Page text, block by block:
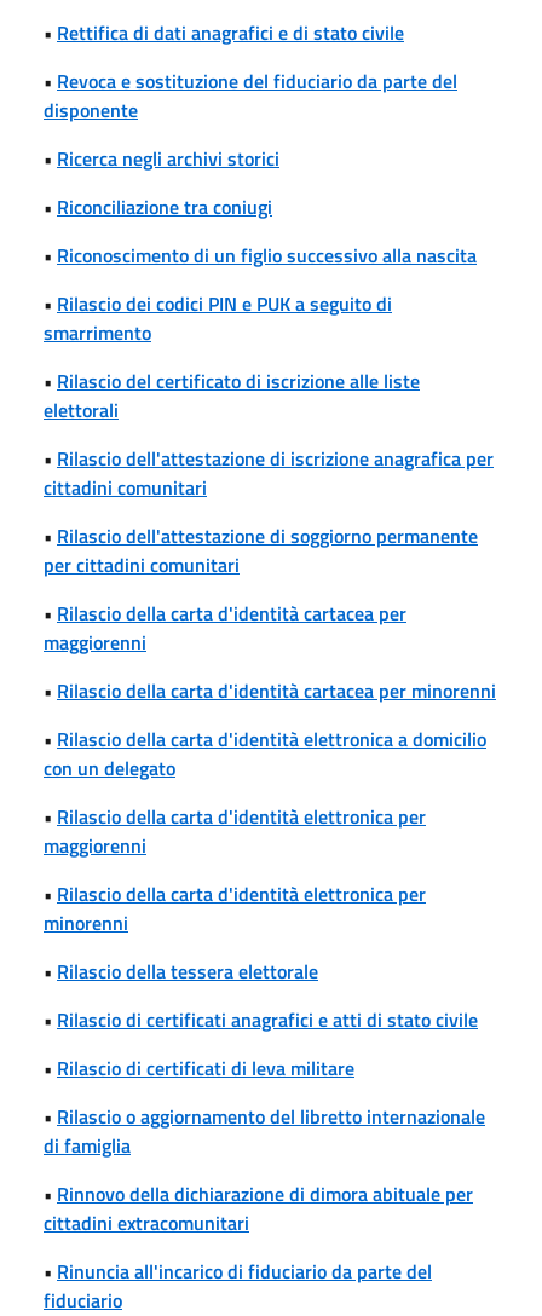
• Rettifica di dati anagrafici e di stato civile
• Revoca e sostituzione del fiduciario da parte del
disponente
• Ricerca negli archivi storici
• Riconciliazione tra coniugi
• Riconoscimento di un figlio successivo alla nascita
• Rilascio dei codici PIN e PUK a seguito di
smarrimento
• Rilascio del certificato di iscrizione alle liste
elettorali
• Rilascio dell'attestazione di iscrizione anagrafica per
cittadini comunitari
• Rilascio dell'attestazione di soggiorno permanente
per cittadini comunitari
• Rilascio della carta d'identità cartacea per
maggiorenni
• Rilascio della carta d'identità cartacea per minorenni
• Rilascio della carta d'identità elettronica a domicilio
con un delegato
• Rilascio della carta d'identità elettronica per
maggiorenni
• Rilascio della carta d'identità elettronica per
minorenni
• Rilascio della tessera elettorale
• Rilascio di certificati anagrafici e atti di stato civile
• Rilascio di certificati di leva militare
• Rilascio o aggiornamento del libretto internazionale
di famiglia
• Rinnovo della dichiarazione di dimora abituale per
cittadini extracomunitari
• Rinuncia all'incarico di fiduciario da parte del
fiduciario